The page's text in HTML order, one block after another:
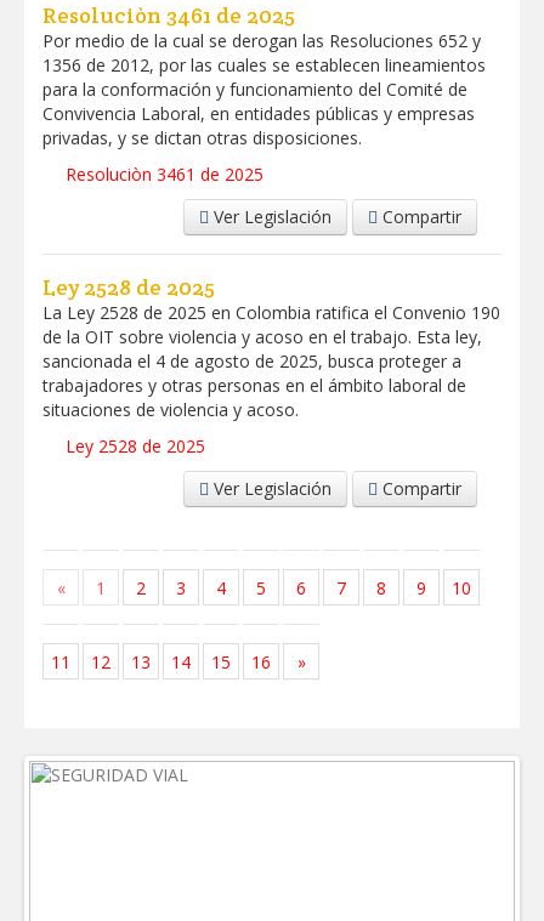
Resoluciòn 3461 de 2025
Por medio de la cual se derogan las Resoluciones 652 y
1356 de 2012, por las cuales se establecen lineamientos
para la conformación y funcionamiento del Comité de
Convivencia Laboral, en entidades públicas y empresas
privadas, y se dictan otras disposiciones.
Resoluciòn 3461 de 2025
Ver Legislación
Compartir
Ley 2528 de 2025
La Ley 2528 de 2025 en Colombia ratifica el Convenio 190
de la OIT sobre violencia y acoso en el trabajo. Esta ley,
sancionada el 4 de agosto de 2025, busca proteger a
trabajadores y otras personas en el ámbito laboral de
situaciones de violencia y acoso.
Ley 2528 de 2025
Ver Legislación
Compartir
« 1 2 3 4 5 6 7 8 9 10
11 12 13 14 15 16 »